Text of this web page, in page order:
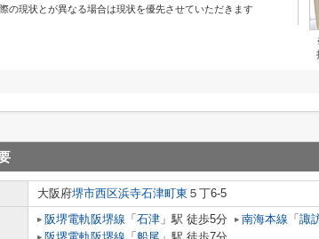
の現状とが異なる場合は現状を優先させていただきます
大阪府堺市西区浜寺石津町東 ５丁6-5
阪堺電軌阪堺線 「 石津 」駅 徒歩5分 南海本線 「 諏